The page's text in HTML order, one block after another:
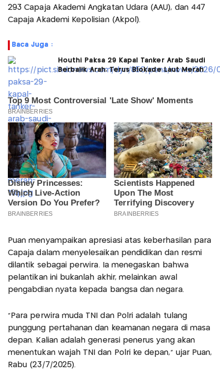
293 Capaja Akademi Angkatan Udara (AAU), dan 447
Capaja Akademi Kepolisian (Akpol).
Baca Juga :
Houthi Paksa 29 Kapal Tanker Arab Saudi
Berbalik Arah, Terus Blokade Laut Merah
Puan menyampaikan apresiasi atas keberhasilan para
Capaja dalam menyelesaikan pendidikan dan resmi
dilantik sebagai perwira. Ia menegaskan bahwa
pelantikan ini bukanlah akhir, melainkan awal
pengabdian nyata kepada bangsa dan negara.
"Para perwira muda TNI dan Polri adalah tulang
punggung pertahanan dan keamanan negara di masa
depan. Kalian adalah generasi penerus yang akan
menentukan wajah TNI dan Polri ke depan," ujar Puan,
Rabu (23/7/2025).